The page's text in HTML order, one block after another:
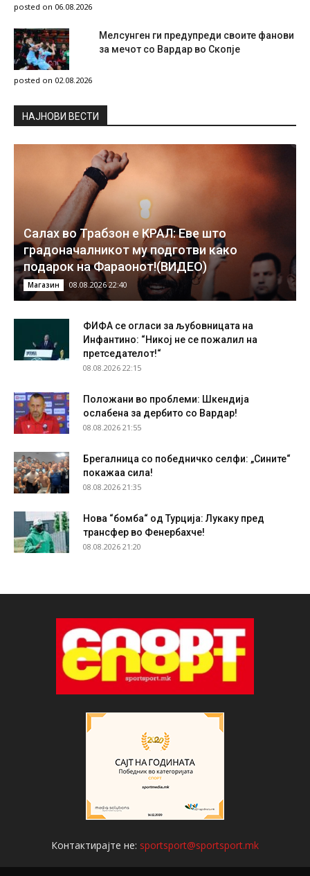
posted on 06.08.2026
Мелсунген ги предупреди своите фанови
за мечот со Вардар во Скопје
posted on 02.08.2026
НAЈНОВИ ВЕСТИ
Салах во Трабзон е КРАЛ: Еве што
градоначалникот му подготви како
подарок на Фараонот!(ВИДЕО)
Магазин 08.08.2026 22:40
ФИФА се огласи за љубовницата на
Инфантино: “Никој не се пожалил на
претседателот!“
08.08.2026 22:15
Положани во проблеми: Шкендија
ослабена за дербито со Вардар!
08.08.2026 21:55
Брегалница со победничко селфи: „Сините“
покажаа сила!
08.08.2026 21:35
Нова “бомба“ од Турција: Лукаку пред
трансфер во Фенербахче!
08.08.2026 21:20
Контактирајте не: sportsport@sportsport.mk